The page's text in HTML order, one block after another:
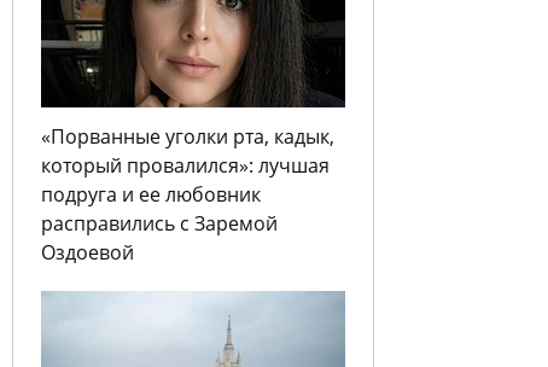
«Порванные уголки рта, кадык,
который провалился»: лучшая
подруга и ее любовник
расправились с Заремой
Оздоевой